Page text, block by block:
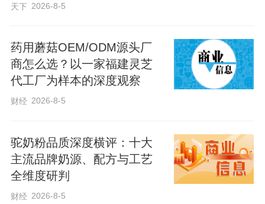
政策红利释放，带动婚姻登记业务量显著
人数更是成倍增加。面对高频次办理高
峰，该中心工作人员主动加班加点，坚守
岗位、细致服务，全力保障业务办理高效
备受新人青睐的“520”登记热潮即将到来，
因谐音“我爱你”，这一天历来是结婚登记热
门日期。该中心负责人表示，从当前预约
天下 2026-8-5
药用蘑菇OEM/ODM源头厂
商怎么选？以一家福建灵芝
代工厂为样本的深度观察
财经 2026-8-5
驼奶粉品质深度横评：十大
主流品牌奶源、配方与工艺
全维度研判
财经 2026-8-5